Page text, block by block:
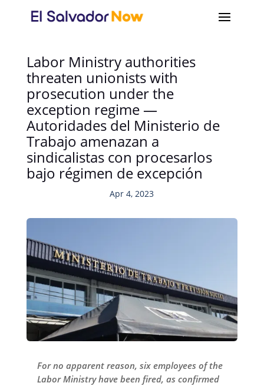
Labor Ministry authorities
threaten unionists with
prosecution under the
exception regime —
Autoridades del Ministerio de
Trabajo amenazan a
sindicalistas con procesarlos
bajo régimen de excepción
Apr 4, 2023
For no apparent reason, six employees of the
Labor Ministry have been fired, as confirmed